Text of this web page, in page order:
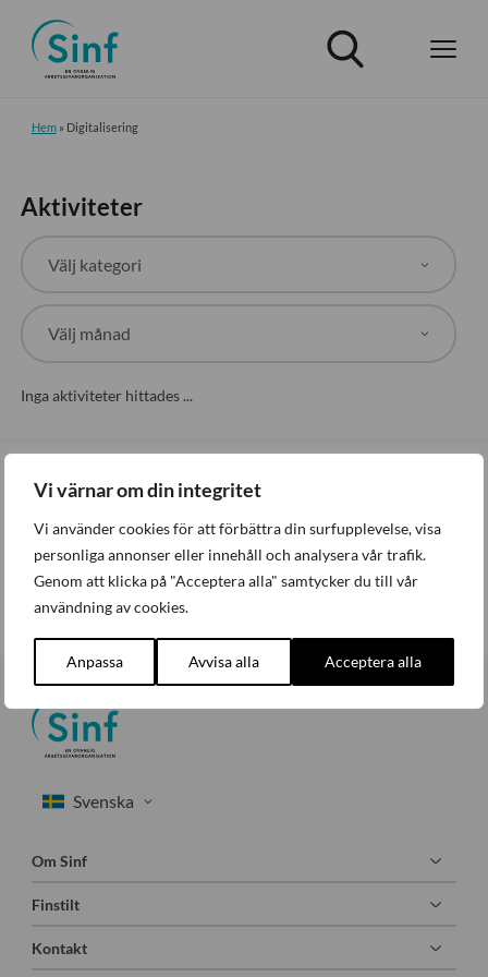
Vi värnar om din integritet
Vi använder cookies för att förbättra din surfupplevelse, visa
personliga annonser eller innehåll och analysera vår trafik.
Genom att klicka på "Acceptera alla" samtycker du till vår
användning av cookies.
Anpassa Avvisa alla Acceptera alla
Hem» Digitalisering
Aktiviteter
Inga aktiviteter hittades ...
Prenumerera på nyhetsbrev
E-post
Jag accepterar Sinfs
Om Sinf
Finstilt
Kontakt